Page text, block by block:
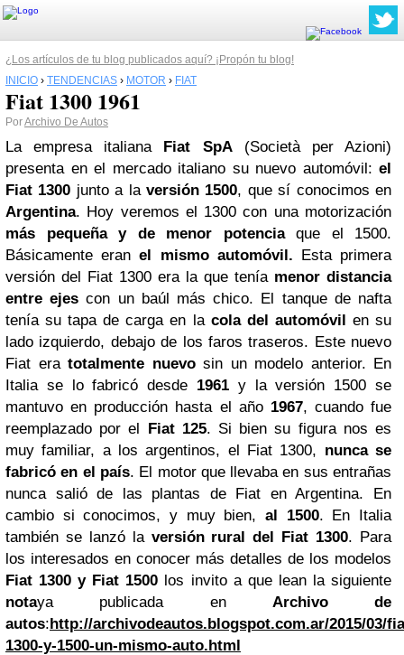
¿Los artículos de tu blog publicados aquí? ¡Propón tu blog!
INICIO › TENDENCIAS › MOTOR › FIAT
Fiat 1300 1961
PorArchivo De Autos
La empresa italiana Fiat SpA
(Società per Azioni)
presenta en el mercado italiano su nuevo automóvil: el
Fiat 1300 junto a laversión 1500, que sí conocimos en
Argentina. Hoy veremos el 1300 con una motorización
más pequeña y de menor potenciaque el 1500.
Básicamente eranel mismo automóvil. Esta primera
versión del Fiat 1300 era la que tenía menor distancia
entre ejes con un baúl más chico. El tanque de nafta
tenía su tapa de carga en la cola del automóvil en su
lado izquierdo, debajo de los faros traseros. Este nuevo
Fiat era totalmente nuevosin un modelo anterior. En
Italia se lo fabricó desde 1961 y la versión 1500 se
mantuvo en producción hasta el año 1967, cuando fue
reemplazado por el Fiat 125. Si bien su figura nos es
muy familiar, a los argentinos, el Fiat 1300, nunca se
fabricó en el país. El motor que llevaba en sus entrañas
nunca salió de las plantas de Fiat en Argentina. En
cambio si conocimos, y muy bien, al 1500. En Italia
también se lanzó la versión rural del Fiat 1300. Para
los interesados en conocer más detalles de los modelos
Fiat 1300 y Fiat 1500 los invito a que lean la siguiente
notaya publicada en Archivo de
autos:http://archivodeautos.blogspot.com.ar/2015/03/
1300-y-1500-un-mismo-auto.html